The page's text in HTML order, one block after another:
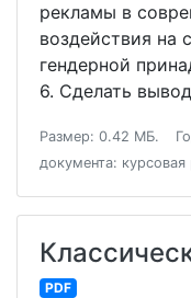
рекламы в
воздействия на
гендерной
6. Сделать
Размер: 0.42 МБ.
документа: курсовая
PDF